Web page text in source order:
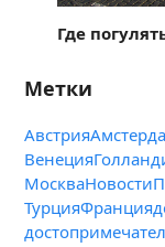
Где
Метки
Австрия
Венеция
МоскваНовости
ТурцияФранция